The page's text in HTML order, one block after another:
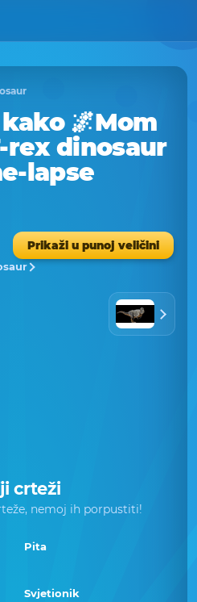
🌌Mom
rex dinosaur
lapse
Prikaži u punoj veličini
crteži
nemoj ih porpustiti!
Pita
Svjetionik